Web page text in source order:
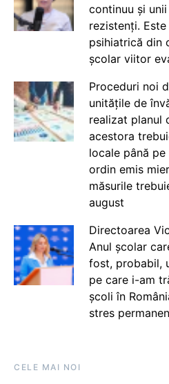
continuu și
rezistenți.
psihiatrică din
școlar viitor
Proceduri noi
unitățile de
realizat planul
acestora
locale până pe
ordin emis
măsurile
august
Directoarea
Anul școlar
fost, probabil,
pe care i-am
școli în
stres
CELE MAI NOI